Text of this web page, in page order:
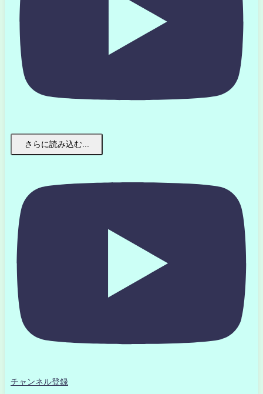
さらに読み込む...
チャンネル登録